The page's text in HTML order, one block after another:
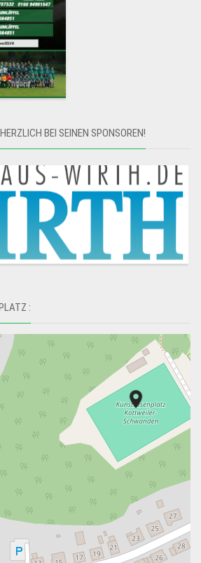
BEI SEINEN SPONSOREN!
: